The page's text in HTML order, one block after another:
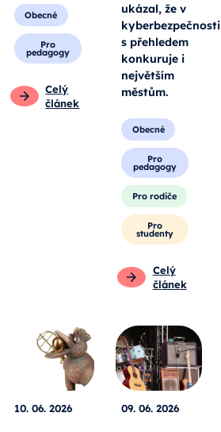
Obecné
Pro
pedagogy
Celý
článek
ukázal, že v
kyberbezpečnosti
s přehledem
konkuruje i
největším
městům.
Obecné
Pro
pedagogy
Pro rodiče
Pro
studenty
Celý
článek
10. 06. 2026 09. 06. 2026